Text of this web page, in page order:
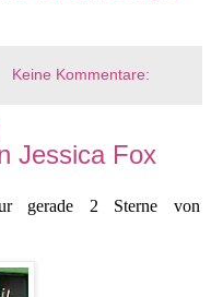
Keine Kommentare:
Jessica Fox
gerade 2 Sterne von